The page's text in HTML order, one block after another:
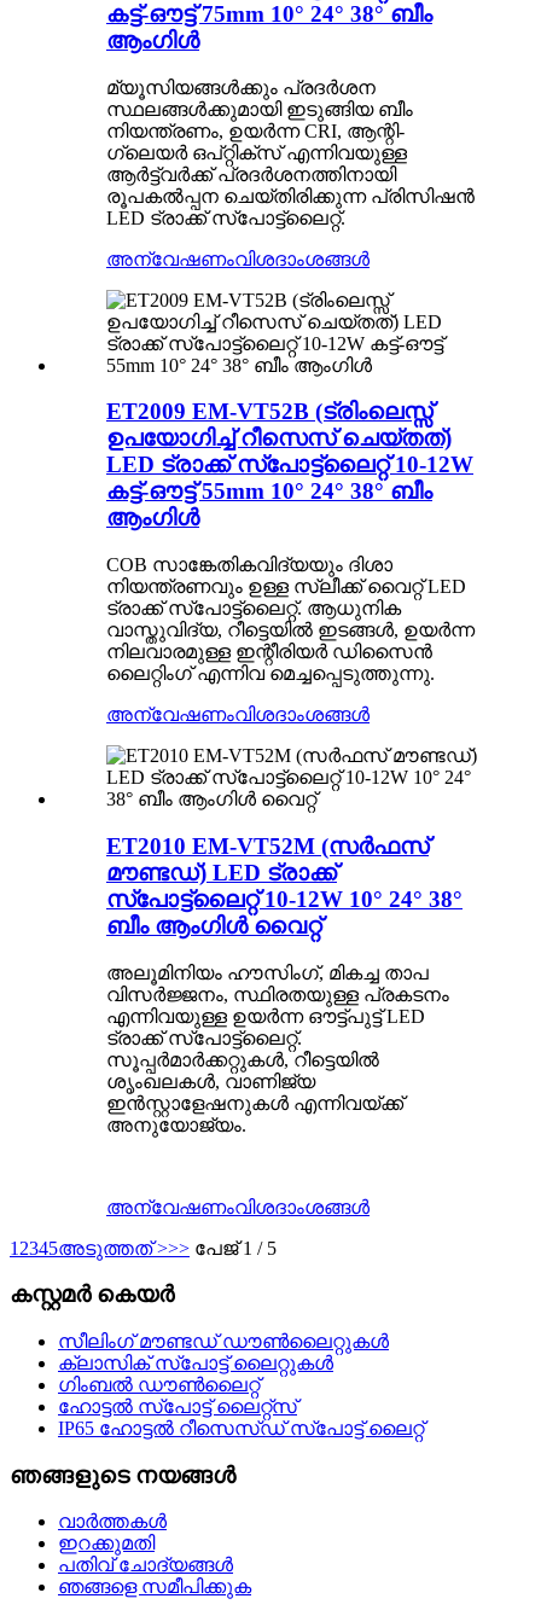
കട്ട്-ഔട്ട് 75mm 10° 24° 38° ബീം
ആംഗിൾ
മ്യൂസിയങ്ങൾക്കും പ്രദർശന
സ്ഥലങ്ങൾക്കുമായി ഇടുങ്ങിയ ബീം
നിയന്ത്രണം, ഉയർന്ന CRI, ആന്റി-
ഗ്ലെയർ ഒപ്റ്റിക്സ് എന്നിവയുള്ള
ആർട്ട്‌വർക്ക് പ്രദർശനത്തിനായി
രൂപകൽപ്പന ചെയ്‌തിരിക്കുന്ന പ്രിസിഷൻ
LED ട്രാക്ക് സ്‌പോട്ട്‌ലൈറ്റ്.
അന്വേഷണംവിശദാംശങ്ങൾ
ET2009 EM-VT52B (ട്രിംലെസ്സ്
ഉപയോഗിച്ച് റീസെസ് ചെയ്‌തത്)
LED ട്രാക്ക് സ്‌പോട്ട്‌ലൈറ്റ് 10-12W
കട്ട്-ഔട്ട് 55mm 10° 24° 38° ബീം
ആംഗിൾ
COB സാങ്കേതികവിദ്യയും ദിശാ
നിയന്ത്രണവും ഉള്ള സ്ലീക്ക് വൈറ്റ് LED
ട്രാക്ക് സ്പോട്ട്ലൈറ്റ്. ആധുനിക
വാസ്തുവിദ്യ, റീട്ടെയിൽ ഇടങ്ങൾ, ഉയർന്ന
നിലവാരമുള്ള ഇന്റീരിയർ ഡിസൈൻ
ലൈറ്റിംഗ് എന്നിവ മെച്ചപ്പെടുത്തുന്നു.
അന്വേഷണംവിശദാംശങ്ങൾ
ET2010 EM-VT52M (സർഫസ്
മൗണ്ടഡ്) LED ട്രാക്ക്
സ്പോട്ട്‌ലൈറ്റ് 10-12W 10° 24° 38°
ബീം ആംഗിൾ വൈറ്റ്
അലൂമിനിയം ഹൗസിംഗ്, മികച്ച താപ
വിസർജ്ജനം, സ്ഥിരതയുള്ള പ്രകടനം
എന്നിവയുള്ള ഉയർന്ന ഔട്ട്‌പുട്ട് LED
ട്രാക്ക് സ്‌പോട്ട്‌ലൈറ്റ്.
സൂപ്പർമാർക്കറ്റുകൾ, റീട്ടെയിൽ
ശൃംഖലകൾ, വാണിജ്യ
ഇൻസ്റ്റാളേഷനുകൾ എന്നിവയ്ക്ക്
അനുയോജ്യം.
അന്വേഷണംവിശദാംശങ്ങൾ
1 2345അടുത്തത് >>> പേജ് 1 / 5
കസ്റ്റമർ കെയർ
സീലിംഗ് മൗണ്ടഡ് ഡൗൺലൈറ്റുകൾ
ക്ലാസിക് സ്പോട്ട് ലൈറ്റുകൾ
ഗിംബൽ ഡൗൺലൈറ്റ്
ഹോട്ടൽ സ്പോട്ട് ലൈറ്റ്സ്
IP65 ഹോട്ടൽ റീസെസ്ഡ് സ്പോട്ട് ലൈറ്റ്
ഞങ്ങളുടെ നയങ്ങൾ
വാർത്തകൾ
ഇറക്കുമതി
പതിവ് ചോദ്യങ്ങൾ
ഞങ്ങളെ സമീപിക്കുക